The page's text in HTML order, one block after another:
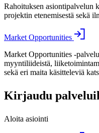
Rahoituksen asiontipalvelun
projektin etenemisestä sekä
Market Opportunities
Market Opportunities -
myyntiliideistä,
sekä eri maita käsitteleviä
Kirjaudu
Aloita asiointi